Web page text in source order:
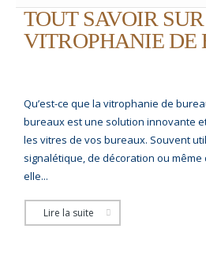
TOUT SAVOIR
VITROPHANIE DE
Qu’est-ce que la vitrophanie de
bureaux est une solution innovante
les vitres de vos bureaux. Souvent
signalétique, de décoration ou
elle...
Lire la suite